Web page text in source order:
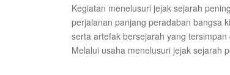
Kegiatan menelusuri jejak sejarah
perjalanan panjang peradaban bangsa
serta artefak bersejarah yang
Melalui usaha menelusuri jejak sejarah